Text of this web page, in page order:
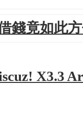
錢竟如此
X3.3